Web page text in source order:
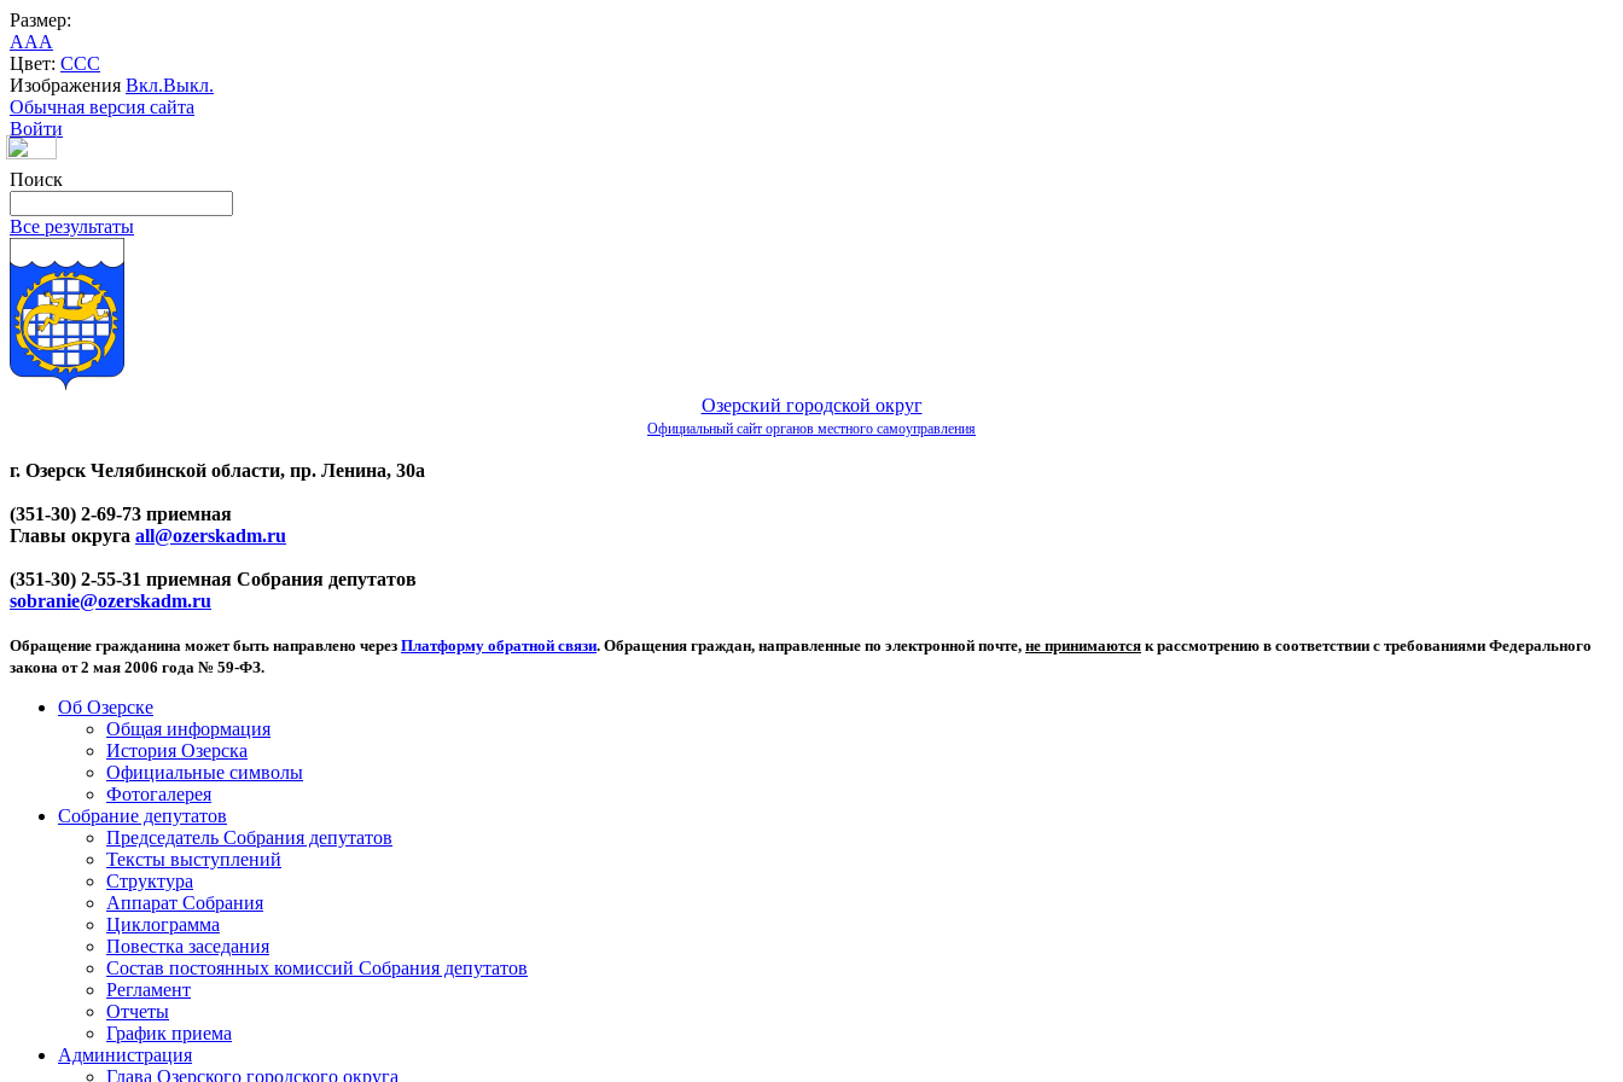
Размер:
AAA
Цвет: CCC
Изображения Вкл.Выкл.
Обычная версия сайта
Войти
Поиск
Все результаты
Озерский городской округ
Официальный сайт органов местного самоуправления
г. Озерск Челябинской области, пр. Ленина, 30а
(351-30) 2-69-73 приемная
Главы округа all@ozerskadm.ru
(351-30) 2-55-31 приемная Собрания депутатов
sobranie@ozerskadm.ru
Обращение гражданина может быть направлено через Платформу обратной связи. Обращения граждан, направленные по электронной почте, не принимаются к рассмотрению в соответствии с требованиями Федерального
закона от 2 мая 2006 года № 59-ФЗ.
Об Озерске
Общая информация
История Озерска
Официальные символы
Фотогалерея
Собрание депутатов
Председатель Собрания депутатов
Тексты выступлений
Структура
Аппарат Собрания
Циклограмма
Повестка заседания
Состав постоянных комиссий Собрания депутатов
Регламент
Отчеты
График приема
Администрация
Глава Озерского городского округа